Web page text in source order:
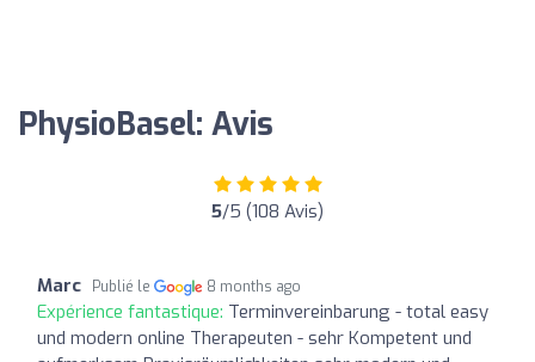
PhysioBasel: Avis
5/5 (108 Avis)
Marc Publié le 8 months ago
Expérience fantastique: Terminvereinbarung - total easy
und modern online Therapeuten - sehr Kompetent und